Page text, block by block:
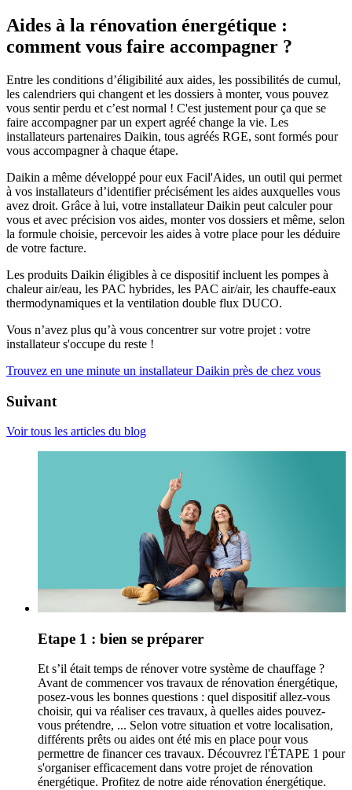
Aides à la rénovation énergétique :
comment vous faire accompagner ?
Entre les conditions d’éligibilité aux aides, les possibilités de cumul,
les calendriers qui changent et les dossiers à monter, vous pouvez
vous sentir perdu et c’est normal ! C'est justement pour ça que se
faire accompagner par un expert agréé change la vie. Les
installateurs partenaires Daikin, tous agréés RGE, sont formés pour
vous accompagner à chaque étape.
Daikin a même développé pour eux Facil'Aides, un outil qui permet
à vos installateurs d’identifier précisément les aides auxquelles vous
avez droit. Grâce à lui, votre installateur Daikin peut calculer pour
vous et avec précision vos aides, monter vos dossiers et même, selon
la formule choisie, percevoir les aides à votre place pour les déduire
de votre facture.
Les produits Daikin éligibles à ce dispositif incluent les pompes à
chaleur air/eau, les PAC hybrides, les PAC air/air, les chauffe-eaux
thermodynamiques et la ventilation double flux DUCO.
Vous n’avez plus qu’à vous concentrer sur votre projet : votre
installateur s'occupe du reste !
Trouvez en une minute un installateur Daikin près de chez vous
Suivant
Voir tous les articles du blog
Etape 1 : bien se préparer
Et s’il était temps de rénover votre système de chauffage ?
Avant de commencer vos travaux de rénovation énergétique,
posez-vous les bonnes questions : quel dispositif allez-vous
choisir, qui va réaliser ces travaux, à quelles aides pouvez-
vous prétendre, ... Selon votre situation et votre localisation,
différents prêts ou aides ont été mis en place pour vous
permettre de financer ces travaux. Découvrez l'ÉTAPE 1 pour
s'organiser efficacement dans votre projet de rénovation
énergétique. Profitez de notre aide rénovation énergétique.